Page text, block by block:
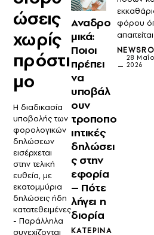
ώσεις
χωρίς
πρόστι
μο
Η διαδικασία
υποβολής των
φορολογικών
δηλώσεων
εισέρχεται
στην τελική
ευθεία, με
εκατομμύρια
δηλώσεις ήδη
κατατεθειμένες
- Παράλληλα
συνεχίζονται
Αναδρο
μικά:
Ποιοι
πρέπει
να
υποβάλ
ουν
τροποπο
ιητικές
δηλώσει
ς στην
εφορία
– Πότε
λήγει η
διορία
ΚΑΤΕΡΊΝΑ
φόρου
απαιτείται
28
2026